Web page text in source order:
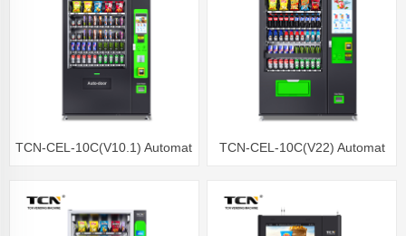
TCN-CEL-10C(V10.1) Automat
TCN-CEL-10C(V22) Automat